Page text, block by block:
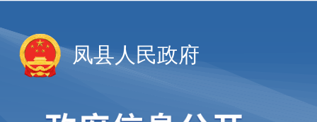
凤县人民政府